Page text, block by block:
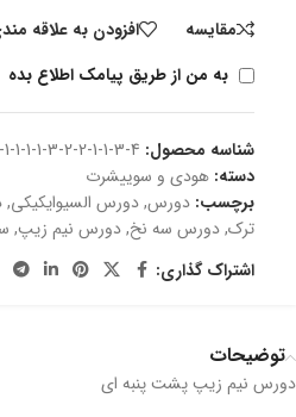
مقايسه
افزودن به علاقه
به من از طریق پیامک اطلاع بده
شناسه محصول: 1-1-1-3-2-2-1-1-3-4
دسته: هودی و سوییشرت
برچسب: دورس,دورس السیوایکیکی,
ترک,دورس سه نخ,دورس نیم زیپ,
اشتراک گذاری:
توضیحات
دورس نیم زیپ پشت پنبه ای